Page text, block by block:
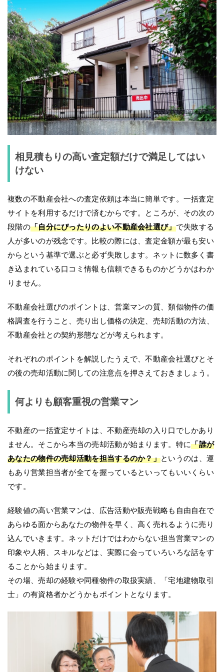
相見積もりの高い査定額だけで満足してはい
けない
複数の不動産会社への査定依頼は本当に簡単です。一括査定
サイトを利用するだけで済むからです。ところが、その次の
段階の「自分にぴったりのよい不動産会社選び」で失敗する
人が多いのが残念です。比較の際には、査定金額が最も安い
からという基準で選ぶと必ず失敗します。ネットに数多く書
き込まれている口コミ情報も信頼できるものかどうかはわか
りません。
不動産会社選びのポイントは、営業マンの質、類似物件の価
格調査を行うこと、売り出し価格の決定、売却活動の方法、
不動産会社との契約形態などが考えられます。
それぞれのポイントを解説したうえで、不動産会社選びとそ
の後の売却活動に関しての注意点を押さえておきましょう。
何よりも顧客重視の営業マン
不動産の一括査定サイトは、不動産売却の入り口でしかあり
ません。そこから本当の売却活動が始まります。特に「誰が
あなたの物件の売却活動を担当するのか？」というのは、運
もあり営業担当者が全てを握っているといってもいいくらい
です。
経験値の高い営業マンは、広告活動や販売戦略も自由自在で
あらゆる面からあなたの物件を早く、高く売れるように売り
込んでいきます。ネットだけではわからない担当営業マンの
印象や人柄、スキルなどは、実際に会っていろいろな話をす
ることから始まります。
その場、売却の経験や同種物件の取扱実績、「宅地建物取引
士」の有資格者かどうかもポイントとなります。